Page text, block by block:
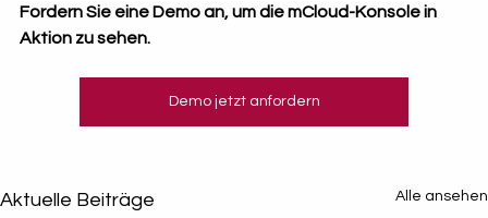
Fordern Sie eine Demo an, um die mCloud-Konsole in
Aktion zu sehen.
Demo jetzt anfordern
Aktuelle Beiträge Alle ansehen